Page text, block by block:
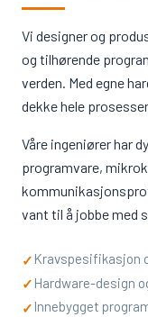
Vi designer og
og tilhørende
verden. Med egne
dekke hele
Våre ingeniører har
programvare,
vant til å jobbe med
✓ Kravspesifikasjon
✓ Hardware-design
✓ Innebygget